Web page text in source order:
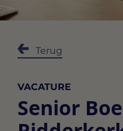
Terug
VACATURE
Senior